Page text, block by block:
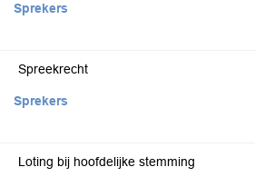
Sprekers
Spreekrecht
Sprekers
Loting bij hoofdelijke stemming